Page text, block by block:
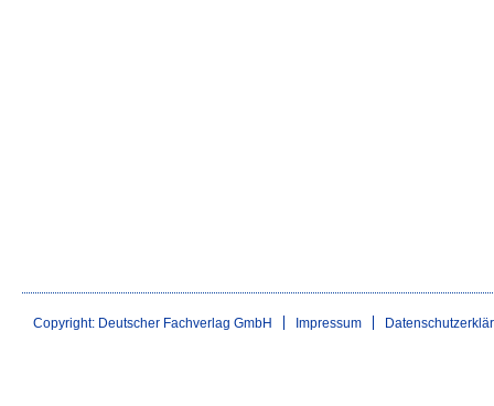
Copyright: Deutscher Fachverlag GmbH Impressum